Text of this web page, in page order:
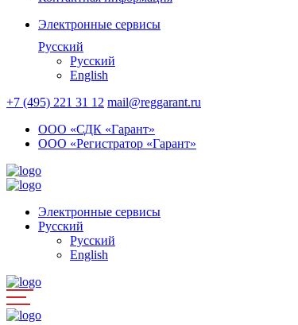
Электронные сервисы
Русский
Русский
English
+7 (495) 221 31 12 mail@reggarant.ru
ООО «СДК «Гарант»
ООО «Регистратор «Гарант»
Электронные сервисы
Русский
Русский
English